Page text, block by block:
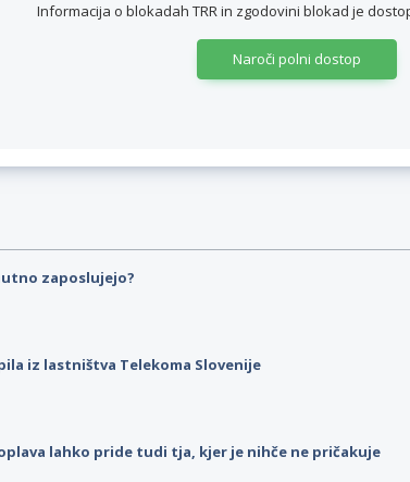
Informacija o blokadah TRR in zgodovini blokad je
Naroči polni dostop
zaposlujejo?
iz lastništva Telekoma Slovenije
lahko pride tudi tja, kjer je nihče ne pričakuje